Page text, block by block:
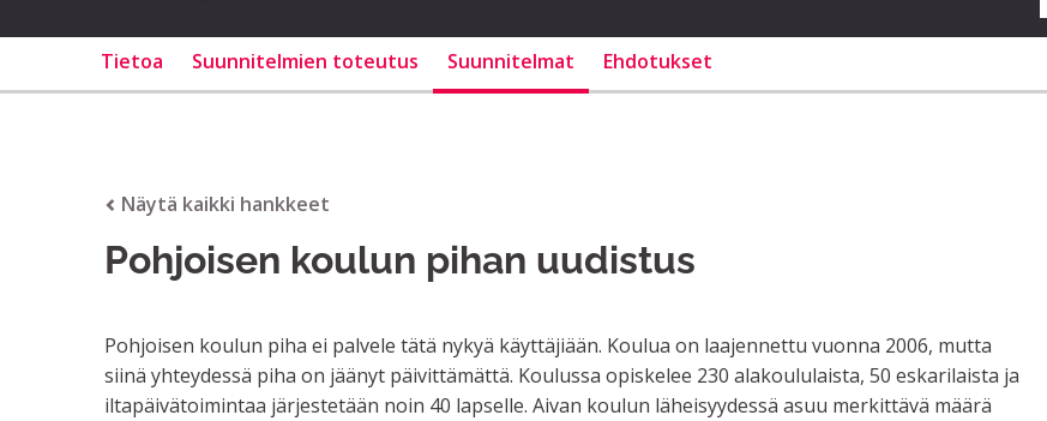
Tietoa Suunnitelmien toteutus Suunnitelmat Ehdotukset
Näytä kaikki hankkeet
Pohjoisen koulun pihan uudistus
Pohjoisen koulun piha ei palvele tätä nykyä käyttäjiään. Koulua on laajennettu vuonna 2006, mutta
siinä yhteydessä piha on jäänyt päivittämättä. Koulussa opiskelee 230 alakoululaista, 50 eskarilaista ja
iltapäivätoimintaa järjestetään noin 40 lapselle. Aivan koulun läheisyydessä asuu merkittävä määrä